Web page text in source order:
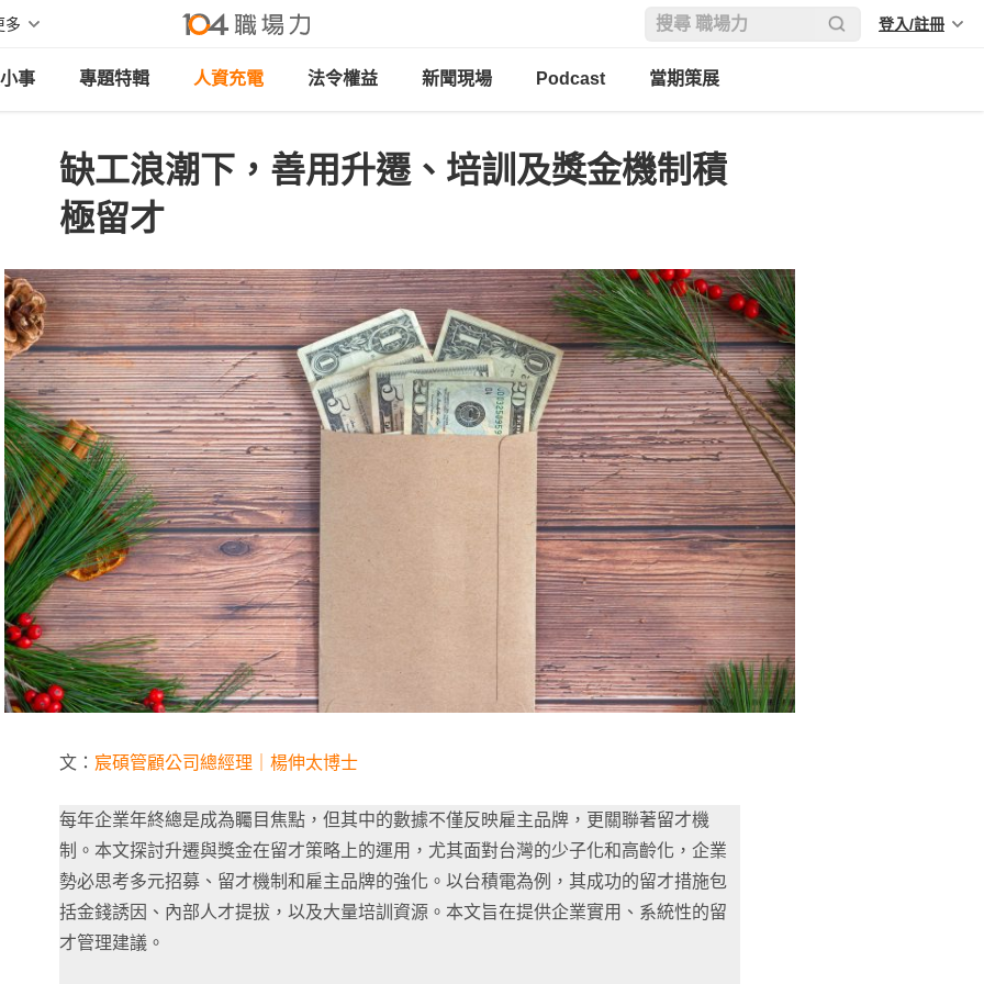
多 登入/註冊
事 專題特輯 人資充電 法令權益 新聞現場 Podcast 當期策展
缺工浪潮下，善用升遷、培訓及獎金機制積
極留才
文： 宸碩管顧公司總經理｜楊伸太博士
每年企業年終總是成為矚目焦點，但其中的數據不僅反映雇主品牌，更關聯著留才機
制。本文探討升遷與獎金在留才策略上的運用，尤其面對台灣的少子化和高齡化，企業
勢必思考多元招募、留才機制和雇主品牌的強化。以台積電為例，其成功的留才措施包
括金錢誘因、內部人才提拔，以及大量培訓資源。本文旨在提供企業實用、系統性的留
才管理建議。